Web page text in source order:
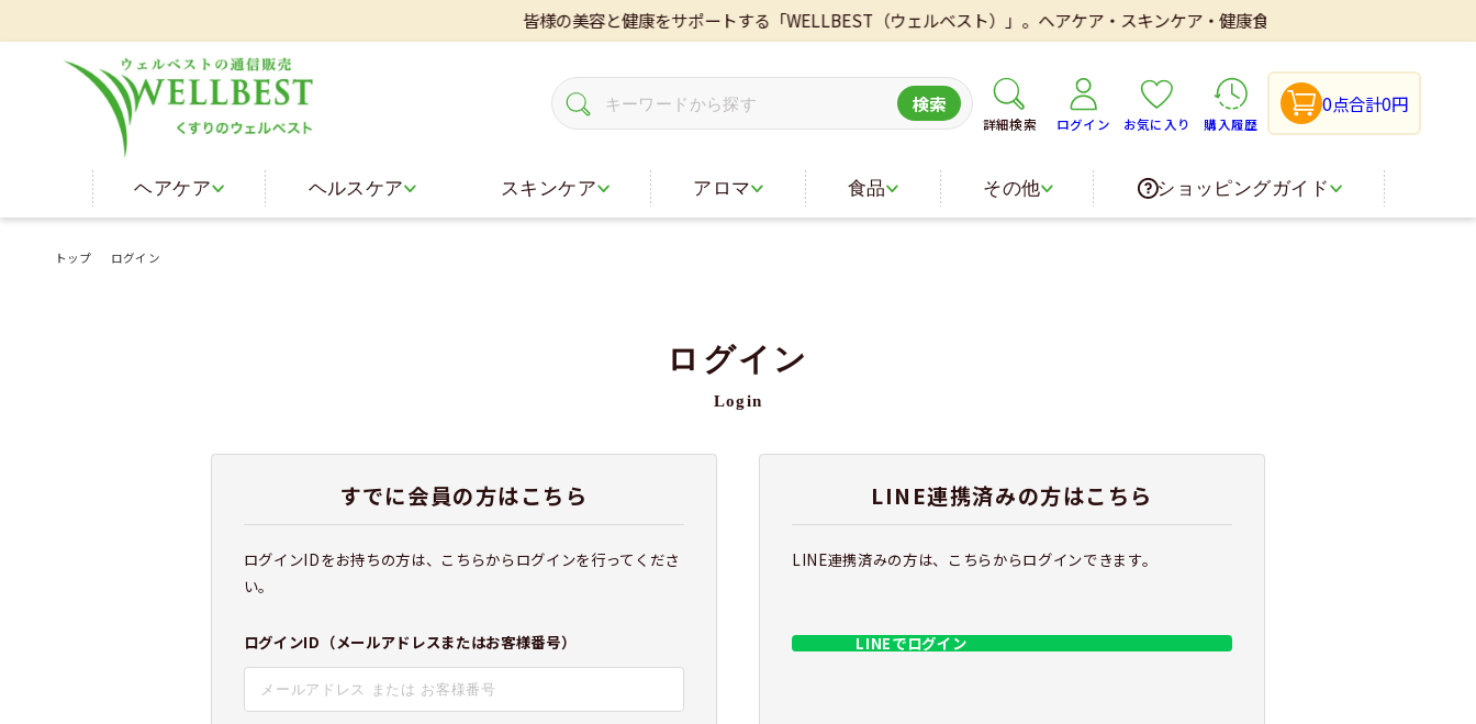
皆様の美容と健康をサポートする「WELLBEST（ウェルベスト）」。ヘアケア・スキンケア・健康食品・医薬品などを取り扱いして
詳細検索 ログイン お気に入り 購入履歴
0点合計0円
検索
ヘアケア ヘルスケア スキンケア アロマ 食品 その他 ショッピングガイド
トップ ログイン
ログイン
Login
すでに会員の方はこちら
ログインIDをお持ちの方は、こちらからログインを行ってくださ
い。
ログインID（メールアドレスまたはお客様番号）
LINE連携済みの方はこちら
LINE連携済みの方は、こちらからログインできます。
LINEでログイン